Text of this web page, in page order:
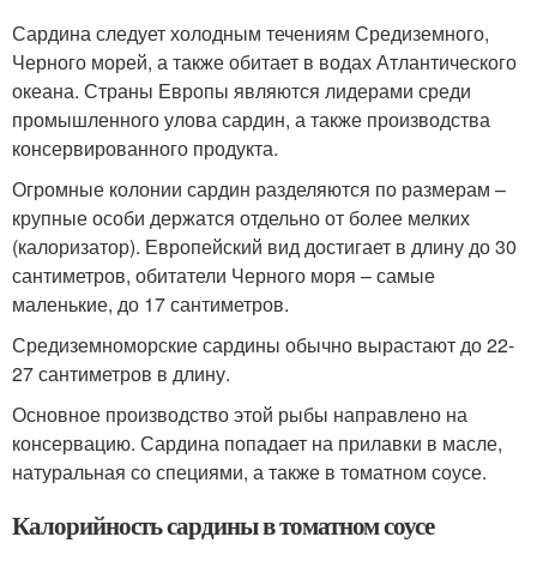
Сардина следует холодным течениям Средиземного,
Черного морей, а также обитает в водах Атлантического
океана. Страны Европы являются лидерами среди
промышленного улова сардин, а также производства
консервированного продукта.
Огромные колонии сардин разделяются по размерам –
крупные особи держатся отдельно от более мелких
(калоризатор). Европейский вид достигает в длину до 30
сантиметров, обитатели Черного моря – самые
маленькие, до 17 сантиметров.
Средиземноморские сардины обычно вырастают до 22-
27 сантиметров в длину.
Основное производство этой рыбы направлено на
консервацию. Сардина попадает на прилавки в масле,
натуральная со специями, а также в томатном соусе.
Калорийность сардины в томатном соусе